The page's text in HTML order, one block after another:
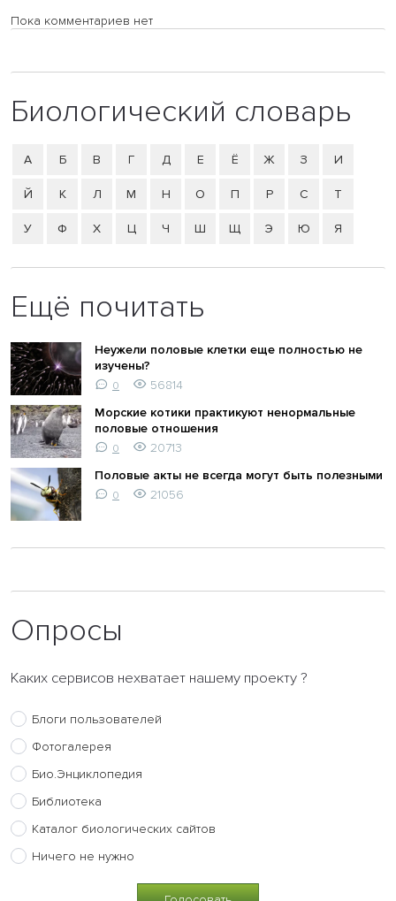
Пока комментариев нет
Биологический словарь
А Б В Г Д Е Ё Ж З И
Й К Л М Н О П Р С Т
У Ф Х Ц Ч Ш Щ Э Ю Я
Ещё почитать
Неужели половые клетки еще полностью не
изучены?
0
56814
Морские котики практикуют ненормальные
половые отношения
0
20713
Половые акты не всегда могут быть полезными
0 21056
Опросы
Каких сервисов нехватает нашему проекту ?
Блоги пользователей
Фотогалерея
Био.Энциклопедия
Библиотека
Каталог биологических сайтов
Ничего не нужно